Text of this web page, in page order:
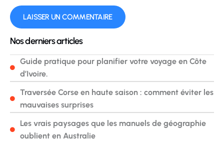
Nos derniers articles
Guide pratique pour planifier votre voyage en Côte
d’Ivoire.
Traversée Corse en haute saison : comment éviter les
mauvaises surprises
Les vrais paysages que les manuels de géographie
oublient en Australie